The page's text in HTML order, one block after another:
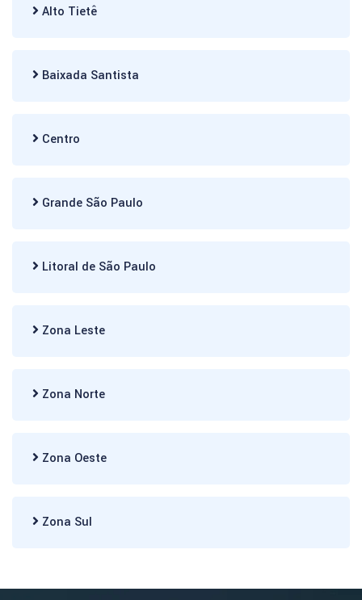
Alto Tietê
Baixada Santista
Centro
Grande São Paulo
Litoral de São Paulo
Zona Leste
Zona Norte
Zona Oeste
Zona Sul